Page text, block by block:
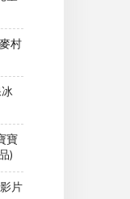
村
寶
)
片